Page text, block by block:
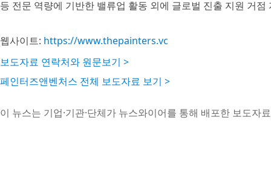
등 전문 역량에 기반한 밸류업 활동 외에 글로벌 진출 지원 거
웹사이트: https://www.thepainters.vc
보도자료 연락처와 원문보기 >
페인터즈앤벤처스 전체 보도자료 보기 >
이 뉴스는 기업·기관·단체가 뉴스와이어를 통해 배포한 보도자